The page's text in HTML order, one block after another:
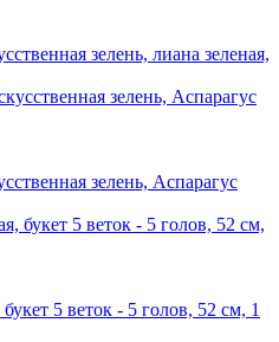
зелень, лиана зеленая,
зелень, Аспарагус
5 веток - 5 голов, 52 см, 1